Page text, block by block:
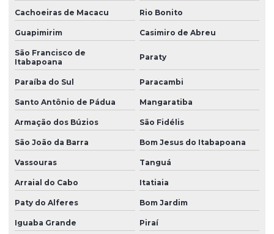
Peças técnicas em silicone
Perfil de borracha
Perfil de borracha em curitiba
Perfil de borracha epdm
Perfil de borracha para vedação
Perfil de silicone para vedação
Perfis de silicone
Produtos de borracha sob medida
Soluções em borracha industrial
Vedação borracha nitrílica
Cachoeiras de Macacu Rio Bonito
Guapimirim Casimiro de Abreu
São Francisco de
Itabapoana
Paraty
Paraíba do Sul Paracambi
Santo Antônio de Pádua Mangaratiba
Armação dos Búzios São Fidélis
São João da Barra Bom Jesus do Itabapoana
Vassouras Tanguá
Arraial do Cabo Itatiaia
Paty do Alferes Bom Jardim
Iguaba Grande Piraí